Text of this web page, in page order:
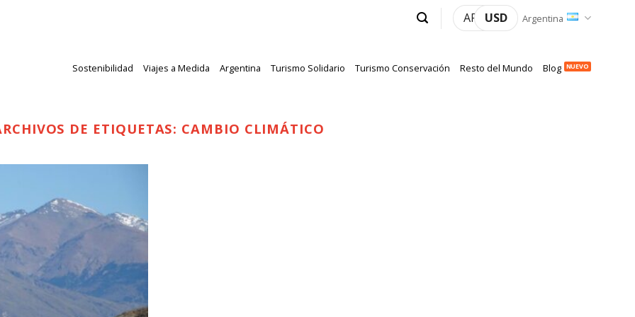
ARS USD Argentina
Sostenibilidad Viajes a Medida Argentina Turismo Solidario Turismo Conservación Resto del Mundo Blog
DE ETIQUETAS: CAMBIO CLIMÁTICO